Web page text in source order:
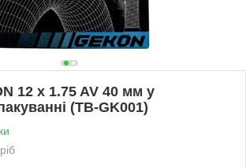
12 x 1.75 AV 40 мм у
(TB-GK001)